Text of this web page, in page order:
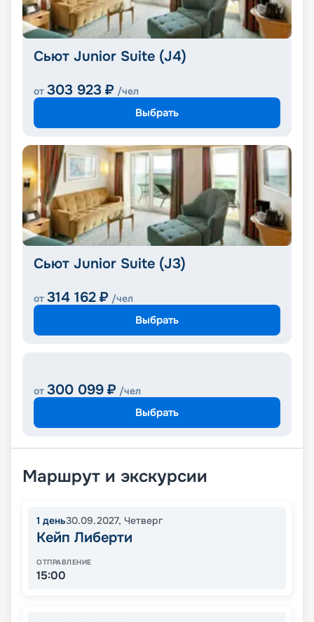
Сьют Junior Suite (J4)
от 303 923 ₽ /чел
Выбрать
Сьют Junior Suite (J3)
от 314 162 ₽ /чел
Выбрать
от 300 099 ₽ /чел
Выбрать
Маршрут и экскурсии
1 день30.09.2027, Четверг
Кейп Либерти
ОТПРАВЛЕНИЕ
15:00